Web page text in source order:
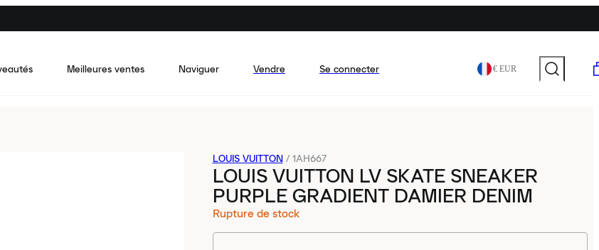
Meilleures ventes Naviguer Vendre Se connecter € EUR
LOUIS VUITTON / 1AH667
LOUIS VUITTON LV SKATE SNEAKER
PURPLE GRADIENT DAMIER DENIM
Rupture de stock